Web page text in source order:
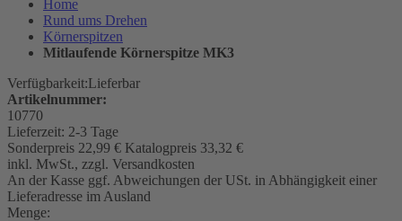
Home
Rund ums Drehen
Körnerspitzen
Mitlaufende Körnerspitze MK3
Verfügbarkeit:Lieferbar
Artikelnummer:
10770
Lieferzeit: 2-3 Tage
Sonderpreis 22,99 € Katalogpreis 33,32 €
inkl. MwSt., zzgl. Versandkosten
An der Kasse ggf. Abweichungen der USt. in Abhängigkeit einer
Lieferadresse im Ausland
Menge: